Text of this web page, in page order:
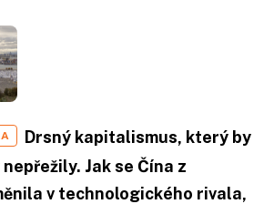
Drsný kapitalismus, který by
Jak se Čína z
v technologického rivala,